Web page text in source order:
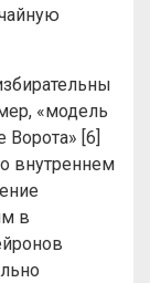
«модель
Ворота» [6]
внутреннем
в